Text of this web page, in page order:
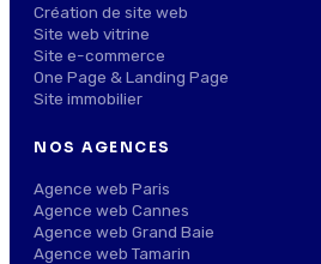
Création de site web
Site web vitrine
Site e-commerce
One Page & Landing Page
Site immobilier
NOS AGENCES
Agence web Paris
Agence web Cannes
Agence web Grand Baie
Agence web Tamarin